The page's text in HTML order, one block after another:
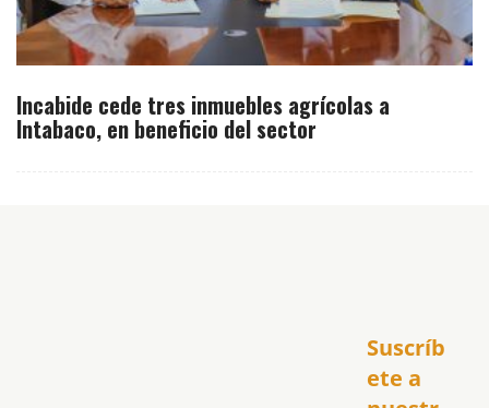
Incabide cede tres inmuebles agrícolas a
Intabaco, en beneficio del sector
Suscríb
ete a